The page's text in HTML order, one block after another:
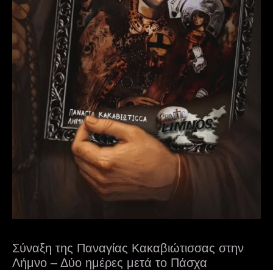
Σύναξη της Παναγίας Κακαβιώτισσας στην
Λήμνο – Δύο ημέρες μετά το Πάσχα